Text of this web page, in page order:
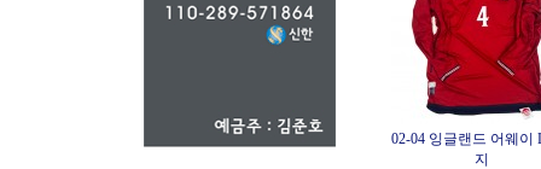
02-04 잉글랜드 어웨이
지